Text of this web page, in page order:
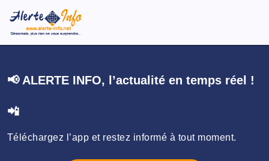
📢 ALERTE INFO, l’actualité en temps réel !
📲
Téléchargez l’app et restez informé à tout moment.